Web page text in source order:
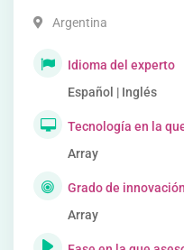
Argentina
Idioma del experto
Español | Inglés
Tecnología en la
Array
Grado de
Array